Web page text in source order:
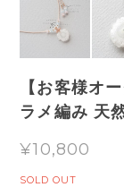
【お客様オ
ラメ編み 天
¥10,800
SOLD OUT